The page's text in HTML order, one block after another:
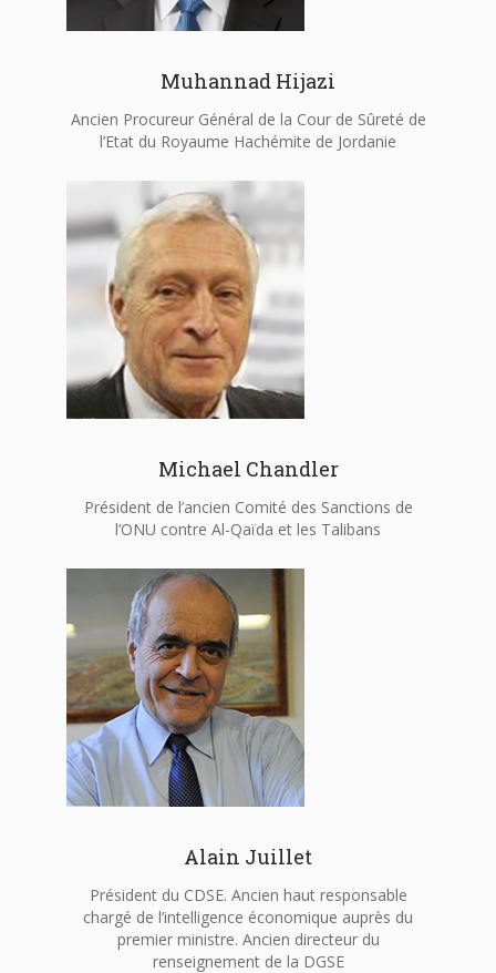
Muhannad Hijazi
Ancien Procureur Général de la Cour de Sûreté de
l’Etat du Royaume Hachémite de Jordanie
Michael Chandler
Président de l’ancien Comité des Sanctions de
l’ONU contre Al-Qaïda et les Talibans
Alain Juillet
Président du CDSE. Ancien haut responsable
chargé de l’intelligence économique auprès du
premier ministre. Ancien directeur du
renseignement de la DGSE